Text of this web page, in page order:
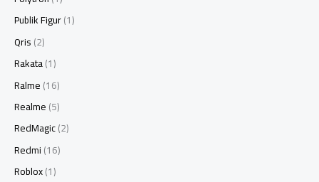
Publik Figur(1)
Qris(2)
Rakata(1)
Ralme(16)
Realme(5)
RedMagic(2)
Redmi(16)
Roblox(1)